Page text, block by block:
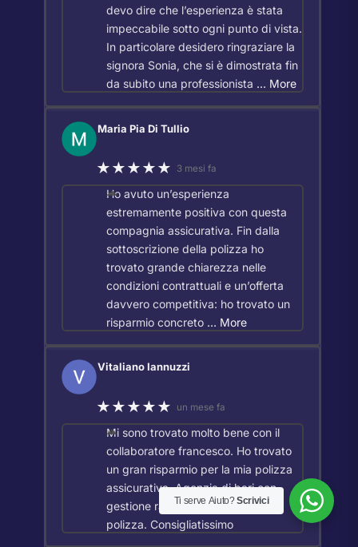
devo dire che l’esperienza è stata
impeccabile sotto ogni punto di vista.
In particolare desidero ringraziare la
signora Sonia, che si è dimostrata fin
da subito una professionista … More
Maria Pia Di Tullio
★★★★★ 3 mesi fa
Ho avuto un’esperienza
estremamente positiva con questa
compagnia assicurativa. Fin dalla
sottoscrizione della polizza ho
trovato grande chiarezza nelle
condizioni contrattuali e un’offerta
davvero competitiva: ho trovato un
risparmio concreto … More
Vitaliano Iannuzzi
★★★★★ un mese fa
Mi sono trovato molto bene con il
collaboratore francesco. Ho trovato
un gran risparmio per la mia polizza
assicurativa. Agenzia di bari con
gestione rapida ed efficiente della
polizza. Consigliatissimo
Ti serve Aiuto?Scrivici